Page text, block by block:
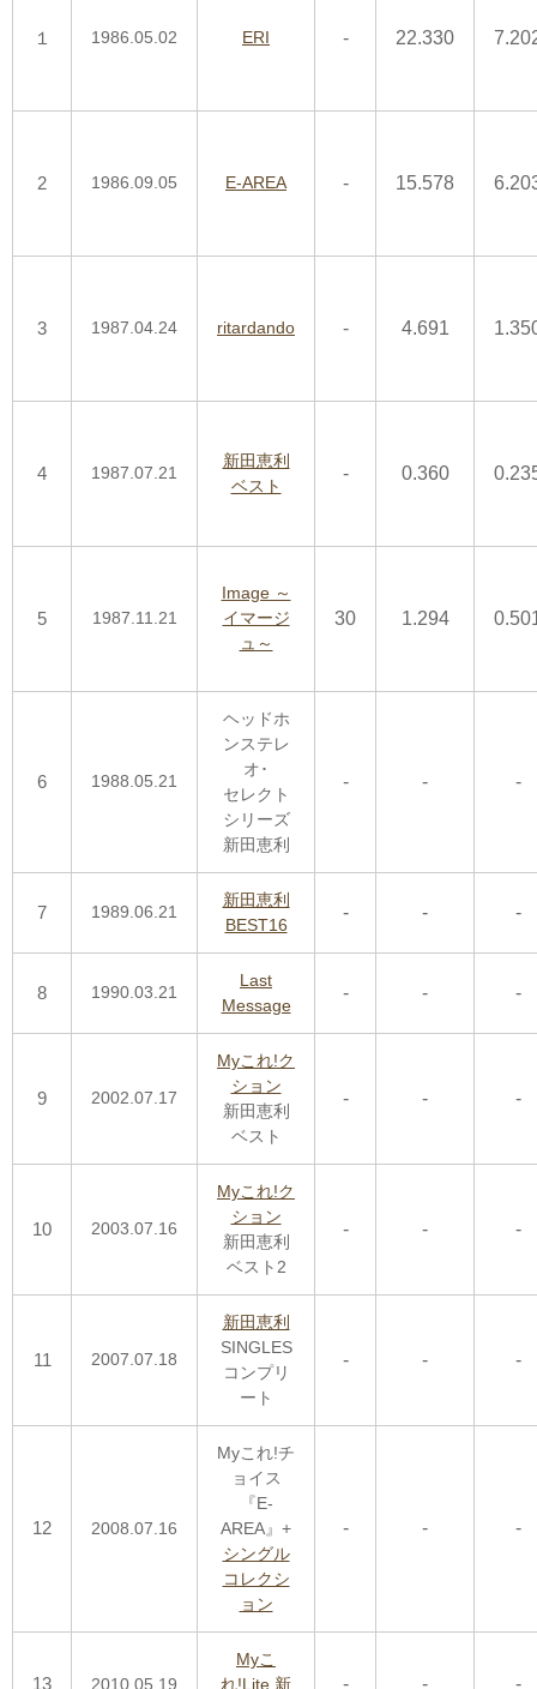
１ 1986.05.02 ERI - 22.330
2 1986.09.05 E-AREA - 15.578
3 1987.04.24 ritardando - 4.691
4 1987.07.21
新田恵利
ベスト
- 0.360
5 1987.11.21
Image ～
イマージ
ュ～
30 1.294
6 1988.05.21
ヘッドホ
ンステレ
オ･
セレクト
シリーズ
新田恵利
- - -
7 1989.06.21
新田恵利
BEST16
- - -
8 1990.03.21
Last
Message
- - -
9 2002.07.17
Myこれ!ク
ション
新田恵利
ベスト
- - -
10 2003.07.16
Myこれ!ク
ション
新田恵利
ベスト2
- - -
11 2007.07.18
新田恵利
SINGLES
コンプリ
ート
- - -
12 2008.07.16
Myこれ!チ
ョイス
『E-
AREA』+
シングル
コレクシ
ョン
- - -
13 2010.05.19
Myこ
れ!Lite 新
- - -